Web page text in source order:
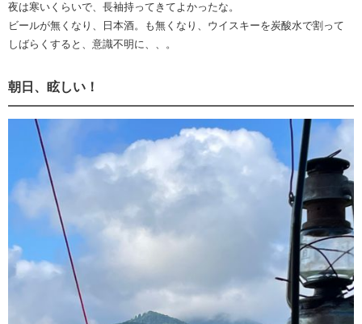
夜は寒いくらいで、長袖持ってきてよかったな。
ビールが無くなり、日本酒。も無くなり、ウイスキーを炭酸水で割って
しばらくすると、意識不明に、、。
朝日、眩しい！